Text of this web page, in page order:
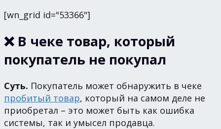
[wn_grid id="53366"]
❌ В чеке товар, который
покупатель не покупал
Суть. Покупатель может обнаружить в чеке
пробитый товар, который на самом деле не
приобретал – это может быть как ошибка
системы, так и умысел продавца.